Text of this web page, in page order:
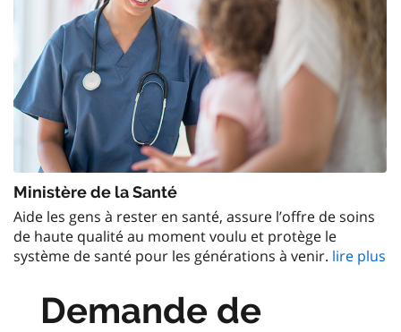
Ministère de la Santé
Aide les gens à rester en santé, assure l’offre de soins
de haute qualité au moment voulu et protège le
système de santé pour les générations à venir. lire plus
Demande de